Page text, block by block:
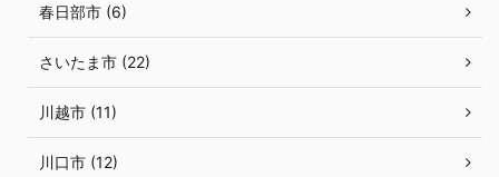
春日部市 (6)
さいたま市 (22)
川越市 (11)
川口市 (12)